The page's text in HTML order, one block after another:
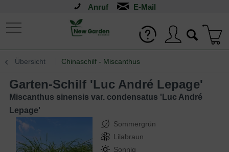
Anruf
Übersicht Chinaschilf - Miscanthus
Garten-Schilf 'Luc André Lepage'
Miscanthus sinensis var. condensatus 'Luc André
Lepage'
Sommergrün
Lilabraun
Sonnig